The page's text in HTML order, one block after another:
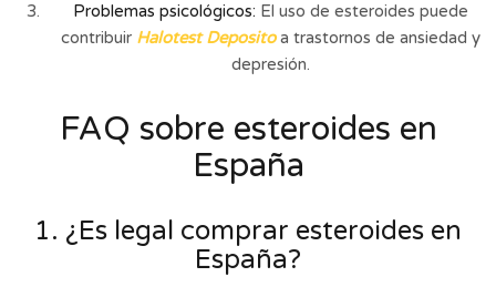
Problemas psicológicos: El uso de esteroides puede
contribuir Halotest Depositoa trastornos de ansiedad y
depresión.
FAQ sobre esteroides en
España
1. ¿Es legal comprar esteroides en
España?